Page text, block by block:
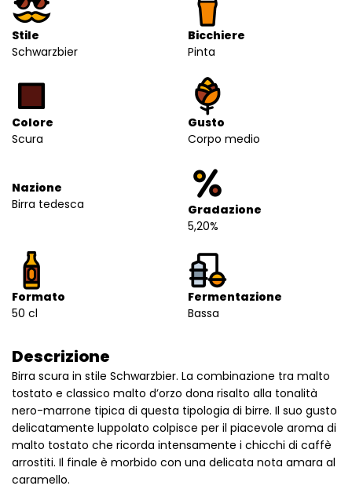
Stile
Schwarzbier
Bicchiere
Pinta
Colore
Scura
Gusto
Corpo medio
Nazione
Birra tedesca
Gradazione
5,20%
Formato
50 cl
Fermentazione
Bassa
Descrizione
Birra scura in stile Schwarzbier. La combinazione tra malto
tostato e classico malto d’orzo dona risalto alla tonalità
nero-marrone tipica di questa tipologia di birre. Il suo gusto
delicatamente luppolato colpisce per il piacevole aroma di
malto tostato che ricorda intensamente i chicchi di caffè
arrostiti. Il finale è morbido con una delicata nota amara al
caramello.